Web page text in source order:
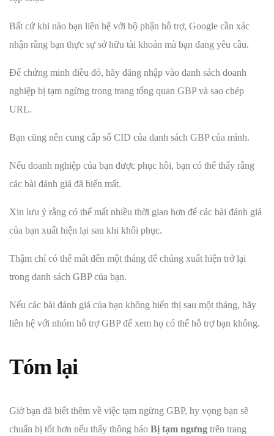
Bất cứ khi nào bạn liên hệ với bộ phận hỗ trợ, Google cần xác
nhận rằng bạn thực sự sở hữu tài khoản mà bạn đang yêu cầu.
Để chứng minh điều đó, hãy đăng nhập vào danh sách doanh
nghiệp bị tạm ngừng trong trang tổng quan GBP và sao chép
URL.
Bạn cũng nên cung cấp số CID của danh sách GBP của mình.
Nếu doanh nghiệp của bạn được phục hồi, bạn có thể thấy rằng
các bài đánh giá đã biến mất.
Xin lưu ý rằng có thể mất nhiều thời gian hơn để các bài đánh giá
của bạn xuất hiện lại sau khi khôi phục.
Thậm chí có thể mất đến một tháng để chúng xuất hiện trở lại
trong danh sách GBP của bạn.
Nếu các bài đánh giá của bạn không hiển thị sau một tháng, hãy
liên hệ với nhóm hỗ trợ GBP để xem họ có thể hỗ trợ bạn không.
Tóm lại
Giờ bạn đã biết thêm về việc tạm ngừng GBP, hy vọng bạn sẽ
chuẩn bị tốt hơn nếu thấy thông báo Bị tạm ngưng trên trang